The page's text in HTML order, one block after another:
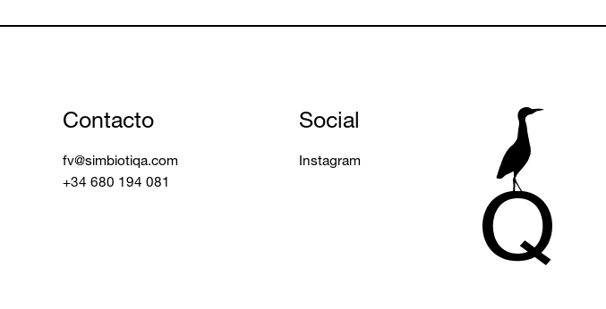
Contacto
fv@simbiotiqa.com
+34 680 194 081
Social
Instagram